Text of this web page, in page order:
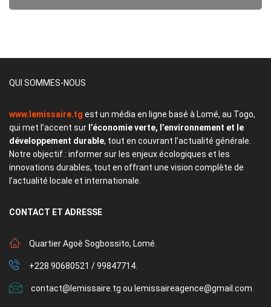
QUI SOMMES-NOUS
www.lemissaire.tg est un média en ligne basé à Lomé, au Togo,
qui met l’accent sur l’économie verte, l’environnement et le
développement durable, tout en couvrant l’actualité générale.
Notre objectif : informer sur les enjeux écologiques et les
innovations durables, tout en offrant une vision complète de
l’actualité locale et internationale.
CONTACT ET ADRESSE
Quartier Agoè Sogbossito, Lomé.
+228 90680521 / 99847714.
contact@lemissaire.tg ou lemissaireagence@gmail.com